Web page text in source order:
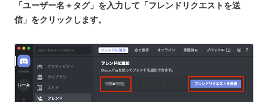
「ユーザー名＋タグ」を入力して「フレンドリクエストを送
信」をクリックします。